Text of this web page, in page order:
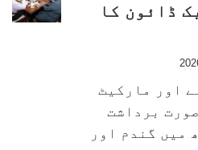
ڈائون کا
اور مارکیٹ
برداشت
میں گندم اور